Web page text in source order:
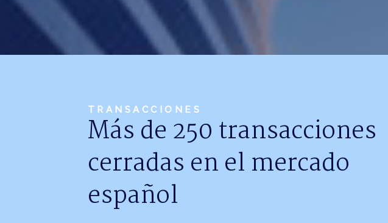
TRANSACCIONES
Más de 250 transacciones
cerradas en el mercado
español